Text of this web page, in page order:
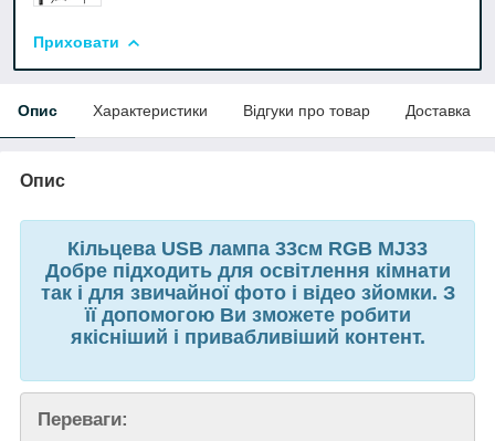
Приховати
Опис Характеристики Відгуки про товар Доставка
Опис
Кільцева USB лампа 33см RGB MJ33
Добре підходить для освітлення кімнати
так і для звичайної фото і відео зйомки. З
її допомогою Ви зможете робити
якісніший і привабливіший контент.
Переваги: